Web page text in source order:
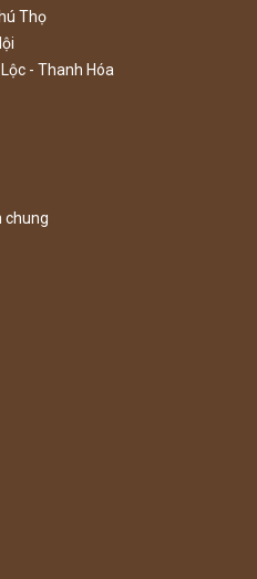
Thọ
- Thanh Hóa
chung